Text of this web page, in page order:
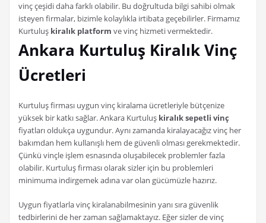
vinç çeşidi daha farklı olabilir. Bu doğrultuda bilgi sahibi olmak
isteyen firmalar, bizimle kolaylıkla irtibata geçebilirler. Firmamız
Kurtuluş kiralık platform ve vinç hizmeti vermektedir.
Ankara Kurtuluş Kiralık Vinç
Ücretleri
Kurtuluş firması uygun vinç kiralama ücretleriyle bütçenize
yüksek bir katkı sağlar. Ankara Kurtuluş kiralık sepetli vinç
fiyatları oldukça uygundur. Aynı zamanda kiralayacağız vinç her
bakımdan hem kullanışlı hem de güvenli olması gerekmektedir.
Çünkü vinçle işlem esnasında oluşabilecek problemler fazla
olabilir. Kurtuluş firması olarak sizler için bu problemleri
minimuma indirgemek adına var olan gücümüzle hazırız.
Uygun fiyatlarla vinç kiralanabilmesinin yanı sıra güvenlik
tedbirlerini de her zaman sağlamaktayız. Eğer sizler de vinç